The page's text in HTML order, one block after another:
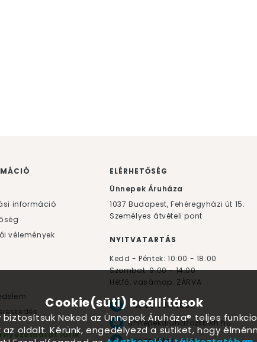
információ
vélemények
lufik
ELÉRHETŐSÉG
Ünnepek Áruháza
1037 Budapest, Fehéregyházi út 15.
Személyes átvételi pont
NYITVATARTÁS
Kedd - Péntek: 10:00 - 18:00
Szombat: 9:00 - 14:00
Hétfő, vasárnap: ZÁRVA
+36 30 984 6955
unnepekaruhaza@bwh.hu
Cookie(süti) beállítások
biztosítsuk Neked az Ünnepek Áruháza® teljes
oldalt. Kérünk, engedélyezd a sütiket, hogy